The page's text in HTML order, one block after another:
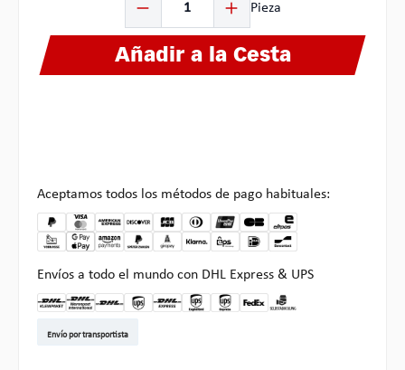
Pieza
Añadir a la Cesta
Aceptamos todos los métodos de pago habituales:
Envíos a todo el mundo con DHL Express & UPS
Envío por transportista